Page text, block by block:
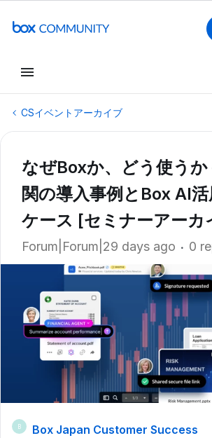
CSイベントアーカイブ
なぜBoxか、どう使う
関の導入事例とBox AI
ケース [セミナーアーカ
Forum|Forum|29 days ago 0
B
Box Japan Customer Success